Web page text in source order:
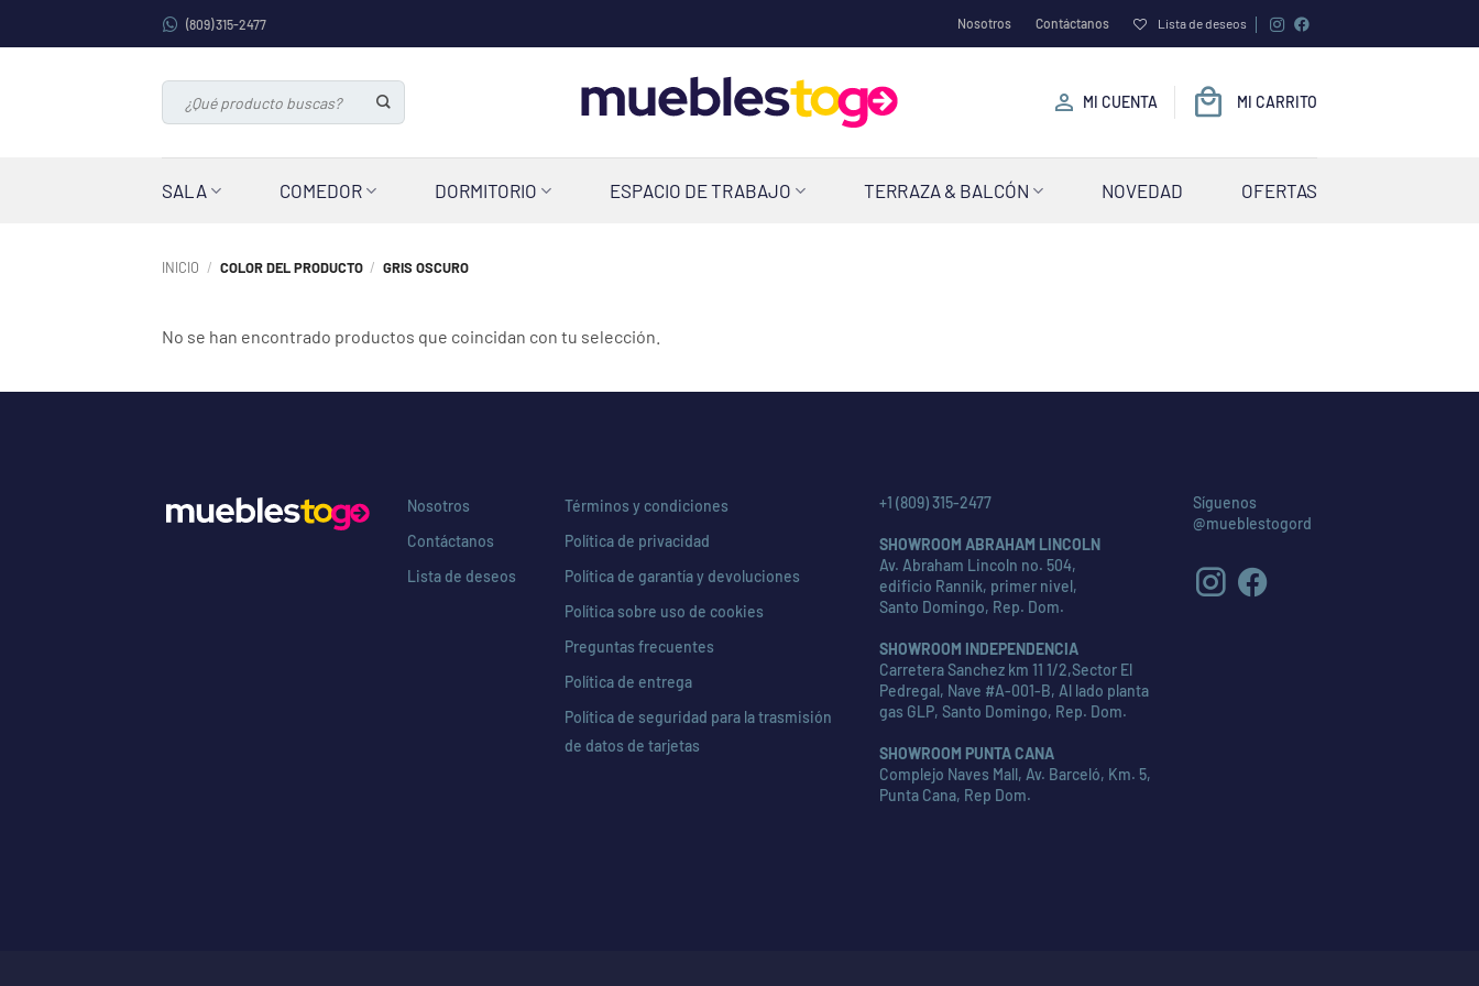
(809) 315-2477 Nosotros Contáctanos Lista de deseos
Buscar
por:
MI CUENTA MI CARRITO
SALA COMEDOR DORMITORIO ESPACIO DE TRABAJO TERRAZA & BALCÓN NOVEDAD OFERTAS
INICIO / COLOR DEL PRODUCTO / GRIS OSCURO
No se han encontrado productos que coincidan con tu selección.
Nosotros
Contáctanos
Lista de deseos
Términos y condiciones
Política de privacidad
Política de garantía y devoluciones
Política sobre uso de cookies
Preguntas frecuentes
Política de entrega
Política de seguridad para la trasmisión
de datos de tarjetas
+1 (809) 315-2477
SHOWROOM ABRAHAM LINCOLN
Av. Abraham Lincoln no. 504,
edificio Rannik, primer nivel,
Santo Domingo, Rep. Dom.
SHOWROOM INDEPENDENCIA
Carretera Sanchez km 11 1/2,Sector El
Pedregal, Nave #A-001-B, Al lado planta
gas GLP, Santo Domingo, Rep. Dom.
SHOWROOM PUNTA CANA
Complejo Naves Mall, Av. Barceló, Km. 5,
Punta Cana, Rep Dom.
Síguenos
@mueblestogord